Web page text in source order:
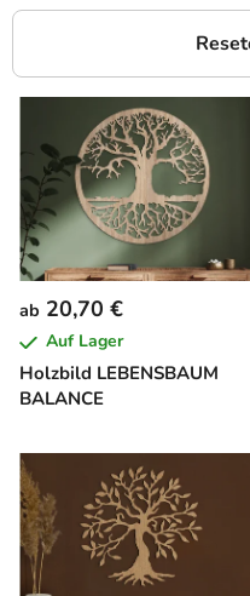
L
s
t
e
d
e
r
P
r
d
u
k
t
Holzbild LEBENSBAUM
BALANCE
ab 20,70 €
Auf Lager